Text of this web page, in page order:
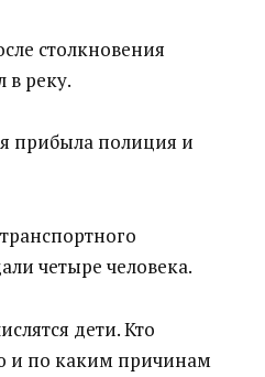
столкновения
в реку.
прибыла полиция и
четыре человека.
дети. Кто
и по каким причинам